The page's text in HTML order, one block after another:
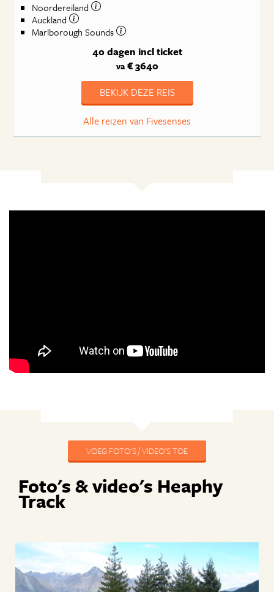
Noordereiland
Auckland
Marlborough Sounds
40 dagen incl ticket
va€ 3640
BEKIJK DEZE REIS
Alle reizen van Fivesenses
VOEG FOTO'S / VIDEO'S TOE
Foto's & video's Heaphy
Track